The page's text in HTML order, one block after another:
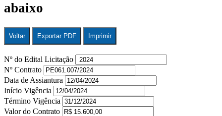
abaixo
Voltar Exportar PDF Imprimir
Nº do Edital Licitação
Nº Contrato
Data de Assiantura
Início Vigência
Término Vigência
Valor do Contrato